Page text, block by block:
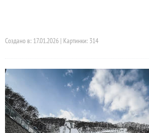
Создано в: 17.01.2026 | Картинки: 314